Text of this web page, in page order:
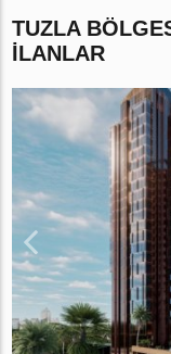
TUZLA
ILANLAR